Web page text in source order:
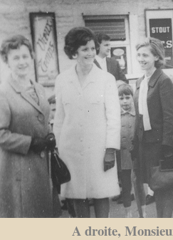
A droite,